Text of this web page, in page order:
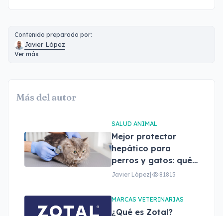
Contenido preparado por:
Javier López
Ver más
Más del autor
SALUD ANIMAL
Mejor protector
hepático para
perros y gatos: qué
son, beneficios y
adecuado
Javier López 81815
MARCAS VETERINARIAS
¿Qué es Zotal?